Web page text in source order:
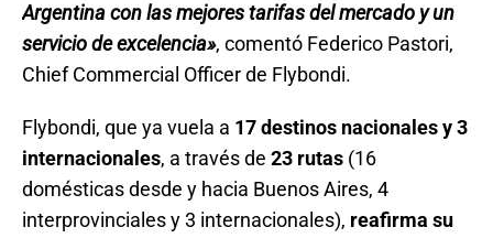
Argentina con las mejores tarifas del mercado y un
servicio de excelencia», comentó Federico Pastori,
Chief Commercial Officer de Flybondi.
Flybondi, que ya vuela a 17 destinos nacionales y 3
internacionales, a través de 23 rutas (16
domésticas desde y hacia Buenos Aires, 4
interprovinciales y 3 internacionales), reafirma su